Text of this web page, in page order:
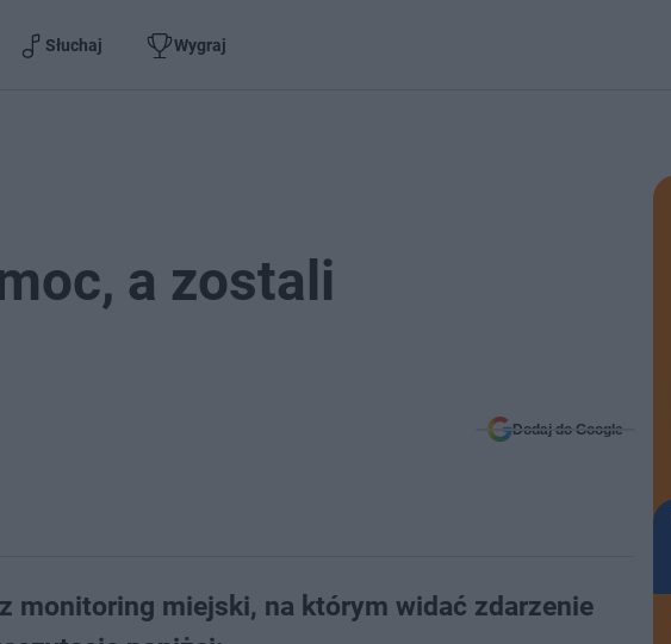
Słuchaj Wygraj
a zostali
Dodaj do Google
monitoring miejski, na którym widać zdarzenie